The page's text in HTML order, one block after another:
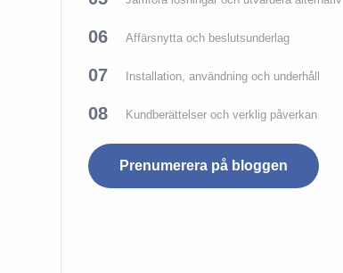
06 Affärsnytta och beslutsunderlag
07 Installation, användning och underhåll
08 Kundberättelser och verklig påverkan
Prenumerera på bloggen